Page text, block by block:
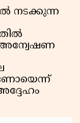
നടക്കുന്ന
അന്വേഷണ